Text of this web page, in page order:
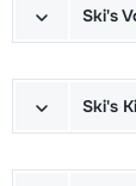
Ski's
Schoenen +
Ski's